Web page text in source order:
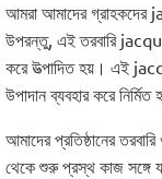
আমরা আমাদের গ্রাহকদের
উপরন্তু, এই তরবারি
করে উত্পাদিত হয়। এই
উপাদান ব্যবহার করে নির্মিত
আমাদের প্রতিষ্ঠানের
থেকে শুরু প্রস্থ কাজ সঙ্গে